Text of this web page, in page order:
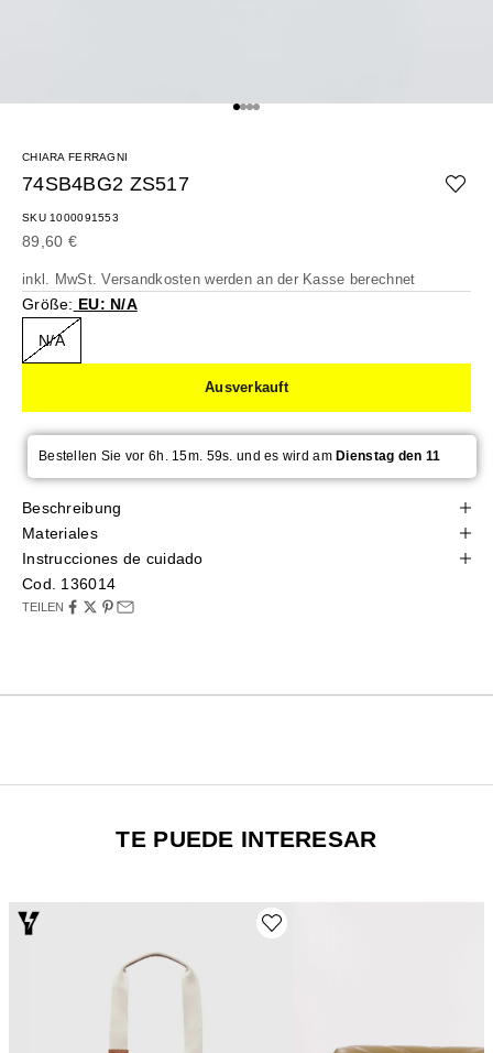
Gehe zu Element 1
Gehe zu Element 2
Gehe zu Element 3
Gehe zu Element 4
CHIARA FERRAGNI
74SB4BG2 ZS517
SKU 1000091553
Angebot
89,60 €
inkl. MwSt.Versandkosten werden an der Kasse berechnet
Größe: EU: N/A
N/A
Ausverkauft
Bestellen Sie vor 6h. 15m. 59s. und es wird amDienstag den 11
Beschreibung
Materiales
Instrucciones de cuidado
Cod. 136014
TEILEN
TE PUEDE INTERESAR